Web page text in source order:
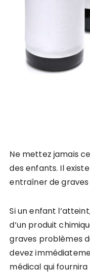
Ne mettez jamais
des enfants. Il
entraîner de graves
Si un enfant
d’un produit
graves problèmes
devez
médical qui